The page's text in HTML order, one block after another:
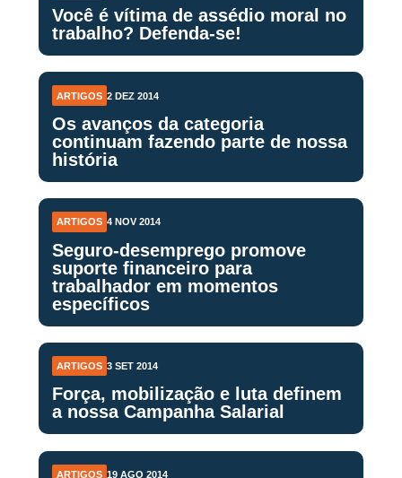
Você é vítima de assédio moral no
trabalho? Defenda-se!
ARTIGOS 2 DEZ 2014
Os avanços da categoria
continuam fazendo parte de nossa
história
ARTIGOS 4 NOV 2014
Seguro-desemprego promove
suporte financeiro para
trabalhador em momentos
específicos
ARTIGOS 3 SET 2014
Força, mobilização e luta definem
a nossa Campanha Salarial
ARTIGOS 19 AGO 2014